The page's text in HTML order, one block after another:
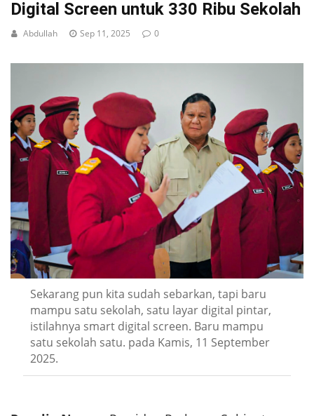
Digital Screen untuk 330 Ribu Sekolah
Abdullah Sep 11, 2025 0
Sekarang pun kita sudah sebarkan, tapi baru
mampu satu sekolah, satu layar digital pintar,
istilahnya smart digital screen. Baru mampu
satu sekolah satu. pada Kamis, 11 September
2025.